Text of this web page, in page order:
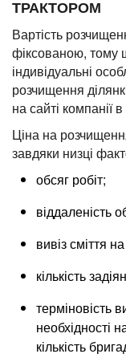
ТРАКТОРОМ
Вартість
фіксованою, тому
індивідуальні
розчищення
на сайті компанії
Ціна на
завдяки низці
обсяг робіт;
віддаленість
вивіз сміття
кількість
терміновість
необхідності
кількість